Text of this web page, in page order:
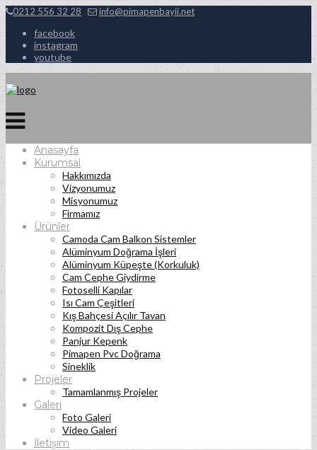
0212 556 32 28 info@pimapenbayii.net
facebook
instagram
youtube
Anasayfa
Kurumsal
Hakkımızda
Vizyonumuz
Misyonumuz
Firmamız
Ürünler
Camoda Cam Balkon Sistemler
Alüminyum Doğrama İşleri
Alüminyum Küpeşte (Korkuluk)
Cam Cephe Giydirme
Fotoselli Kapılar
Isı Cam Çeşitleri
Kış Bahçesi Açılır Tavan
Kompozit Dış Cephe
Panjur Kepenk
Pimapen Pvc Doğrama
Sineklik
Projeler
Tamamlanmış Projeler
Galeri
Foto Galeri
Video Galeri
İletişim